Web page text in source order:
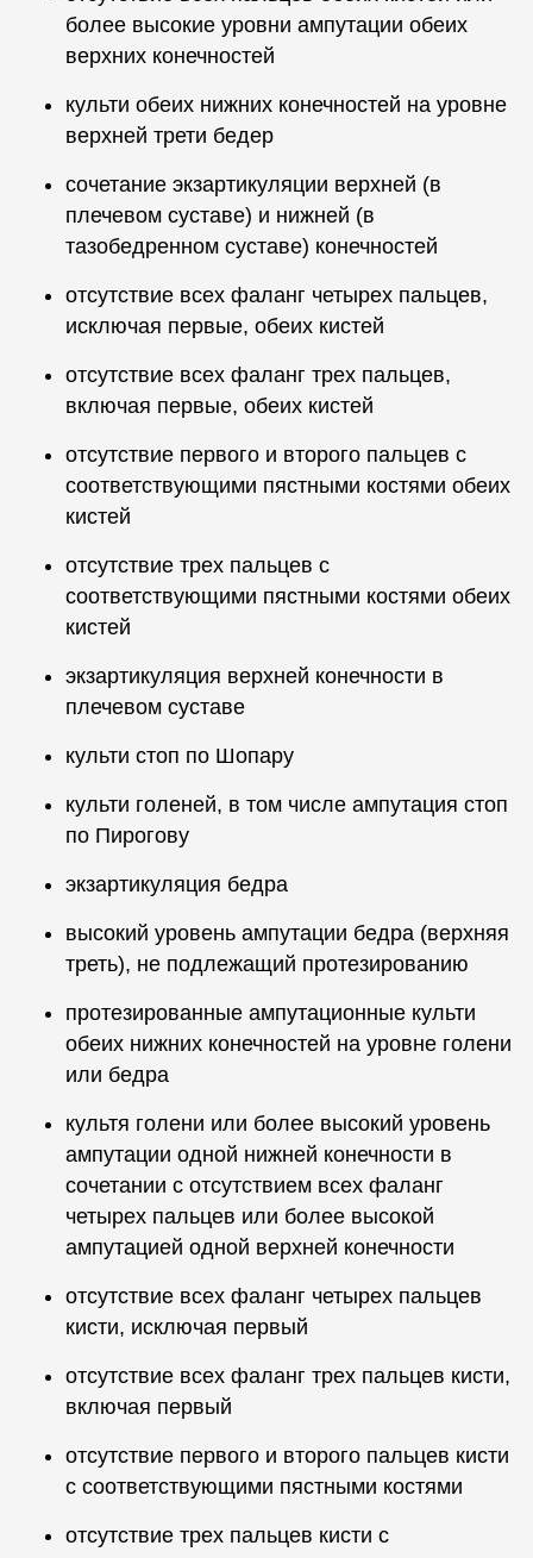
более высокие уровни ампутации обеих
верхних конечностей
культи обеих нижних конечностей на уровне
верхней трети бедер
сочетание экзартикуляции верхней (в
плечевом суставе) и нижней (в
тазобедренном суставе) конечностей
отсутствие всех фаланг четырех пальцев,
исключая первые, обеих кистей
отсутствие всех фаланг трех пальцев,
включая первые, обеих кистей
отсутствие первого и второго пальцев с
соответствующими пястными костями обеих
кистей
отсутствие трех пальцев с
соответствующими пястными костями обеих
кистей
экзартикуляция верхней конечности в
плечевом суставе
культи стоп по Шопару
культи голеней, в том числе ампутация стоп
по Пирогову
экзартикуляция бедра
высокий уровень ампутации бедра (верхняя
треть), не подлежащий протезированию
протезированные ампутационные культи
обеих нижних конечностей на уровне голени
или бедра
культя голени или более высокий уровень
ампутации одной нижней конечности в
сочетании с отсутствием всех фаланг
четырех пальцев или более высокой
ампутацией одной верхней конечности
отсутствие всех фаланг четырех пальцев
кисти, исключая первый
отсутствие всех фаланг трех пальцев кисти,
включая первый
отсутствие первого и второго пальцев кисти
с соответствующими пястными костями
отсутствие трех пальцев кисти с